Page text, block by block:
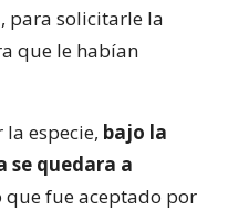
, para solicitarle la
que le habían
especie, bajo la
se quedara a
que fue aceptado por